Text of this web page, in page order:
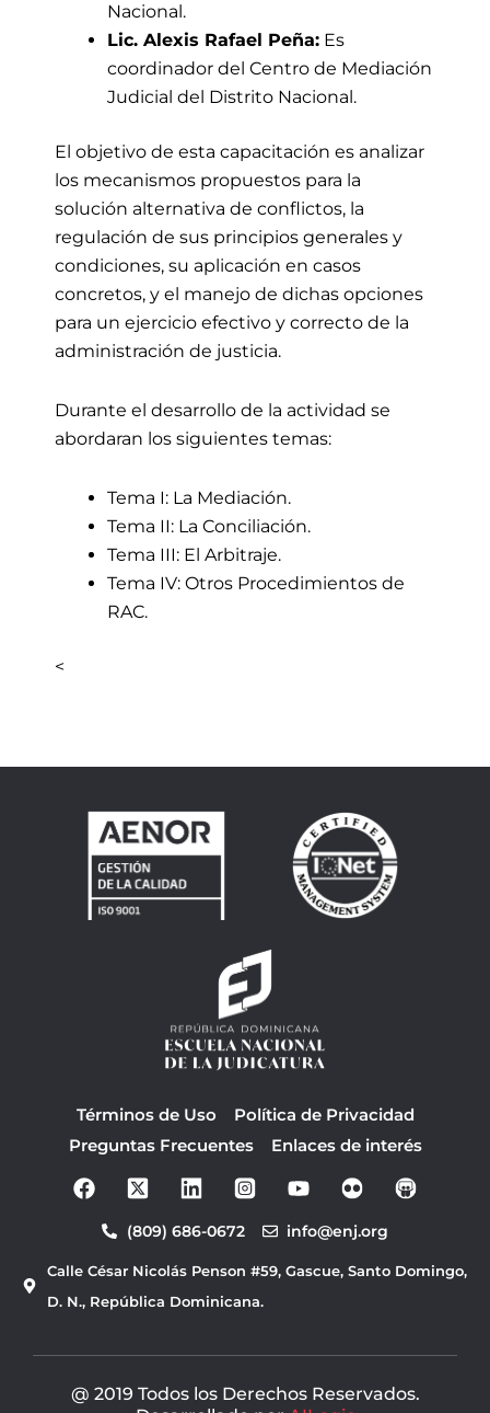
Nacional.
Lic. Alexis Rafael Peña: Es
coordinador del Centro de Mediación
Judicial del Distrito Nacional.
El objetivo de esta capacitación es analizar
los mecanismos propuestos para la
solución alternativa de conflictos, la
regulación de sus principios generales y
condiciones, su aplicación en casos
concretos, y el manejo de dichas opciones
para un ejercicio efectivo y correcto de la
administración de justicia.
Durante el desarrollo de la actividad se
abordaran los siguientes temas:
Tema I: La Mediación.
Tema II: La Conciliación.
Tema III: El Arbitraje.
Tema IV: Otros Procedimientos de
RAC.
<
Términos de Uso
Política de Privacidad
Preguntas Frecuentes
Enlaces de interés
F
a
b
o
o
o
t
b
(809) 686-0672 info@enj.org
Calle César Nicolás Penson #59, Gascue, Santo Domingo,
D. N., República Dominicana.
@ 2019 Todos los Derechos Reservados.